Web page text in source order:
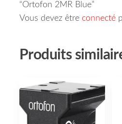
“Ortofon 2MR Blue”
Vous devez être connecté
Produits